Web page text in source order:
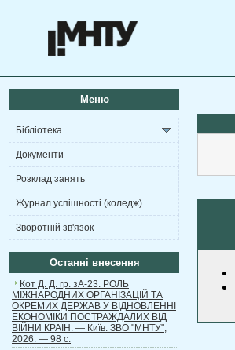
Меню
Бібліотека
Документи
Розклад занять
Журнал успішності (коледж)
Зворотній зв'язок
Останні внесення
Кот Д. Д. гр. зА-23. РОЛЬ
МІЖНАРОДНИХ ОРГАНІЗАЦІЙ ТА
ОКРЕМИХ ДЕРЖАВ У ВІДНОВЛЕННІ
ЕКОНОМІКИ ПОСТРАЖДАЛИХ ВІД
ВІЙНИ КРАЇН. — Київ: ЗВО "МНТУ",
2026. — 98 с.